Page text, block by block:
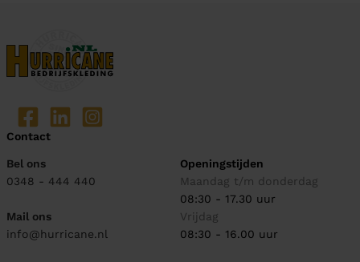
Contact
Bel ons
0348 - 444 440
Mail ons
info@hurricane.nl
Openingstijden
Maandag t/m donderdag
08:30 - 17.30 uur
Vrijdag
08:30 - 16.00 uur